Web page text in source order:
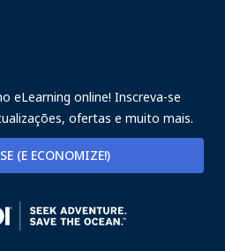
eLearning online! Inscreva-se
ofertas e muito mais.
(E ECONOMIZE!)